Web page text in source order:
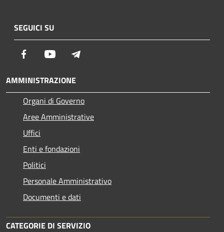
SEGUICI SU
Facebook Youtube
AMMINISTRAZIONE
Organi di Governo
Aree Amministrative
Uffici
Enti e fondazioni
Politici
Personale Amministrativo
Documenti e dati
CATEGORIE DI SERVIZIO